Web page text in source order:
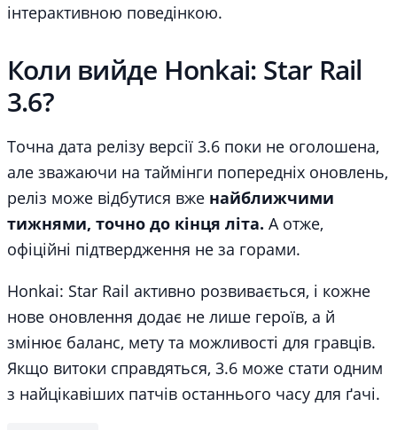
інтерактивною поведінкою.
Коли вийде Honkai: Star Rail
3.6?
Точна дата релізу версії 3.6 поки не оголошена,
але зважаючи на таймінги попередніх оновлень,
реліз може відбутися вже найближчими
тижнями, точно до кінця літа. А отже,
офіційні підтвердження не за горами.
Honkai: Star Rail активно розвивається, і кожне
нове оновлення додає не лише героїв, а й
змінює баланс, мету та можливості для гравців.
Якщо витоки справдяться, 3.6 може стати одним
з найцікавіших патчів останнього часу для ґачі.